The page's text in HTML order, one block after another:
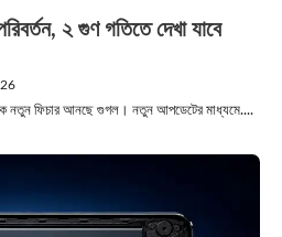
২ গুণ গতিতে দেখা যাবে
নতুন ফিচার আনছে গুগল। নতুন আপডেটের মাধ্যমে....